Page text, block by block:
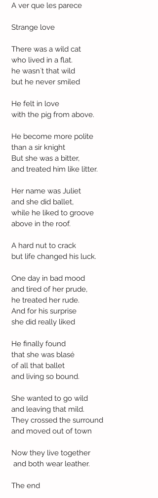
A ver que les parece
Strange love
There was a wild cat
who lived in a flat.
he wasn´t that wild
but he never smiled
He felt in love
with the pig from above.
He become more polite
than a sir knight
But she was a bitter,
and treated him like litter.
Her name was Juliet
and she did ballet,
while he liked to groove
above in the roof.
A hard nut to crack
but life changed his luck.
One day in bad mood
and tired of her prude,
he treated her rude.
And for his surprise
she did really liked
He finally found
that she was blasé
of all that ballet
and living so bound.
She wanted to go wild
and leaving that mild.
They crossed the surround
and moved out of town
Now they live together
and both wear leather.
The end